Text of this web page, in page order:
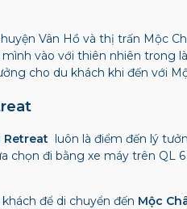
Vân Hồ và thị trấn Mộc
vào với thiên nhiên trong
cho du khách khi đến với
Retreatluôn là điểm đến lý
đi bằng xe máy trên QL
để di chuyển đến Mộc